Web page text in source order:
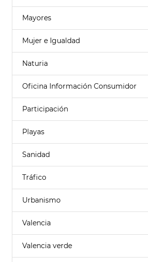
Mayores
Mujer e Igualdad
Naturia
Oficina Información Consumidor
Participación
Playas
Sanidad
Tráfico
Urbanismo
Valencia
Valencia verde